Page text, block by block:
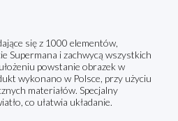
się z 1000 elementów,
Supermana i zachwycą wszystkich
powstanie obrazek w
wykonano w Polsce, przy użyciu
materiałów. Specjalny
co ułatwia układanie.